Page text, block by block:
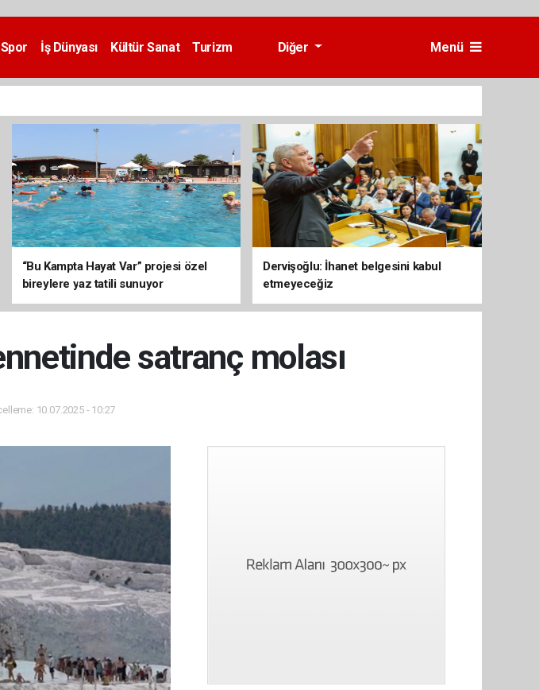
Spor İş Dünyası Kültür Sanat
Turizm
Diğer Menü
“Bu Kampta Hayat Var” projesi özel
bireylere yaz tatili sunuyor
Dervişoğlu: İhanet belgesini kabul
etmeyeceğiz
satranç molası
10.07.2025 - 10:27